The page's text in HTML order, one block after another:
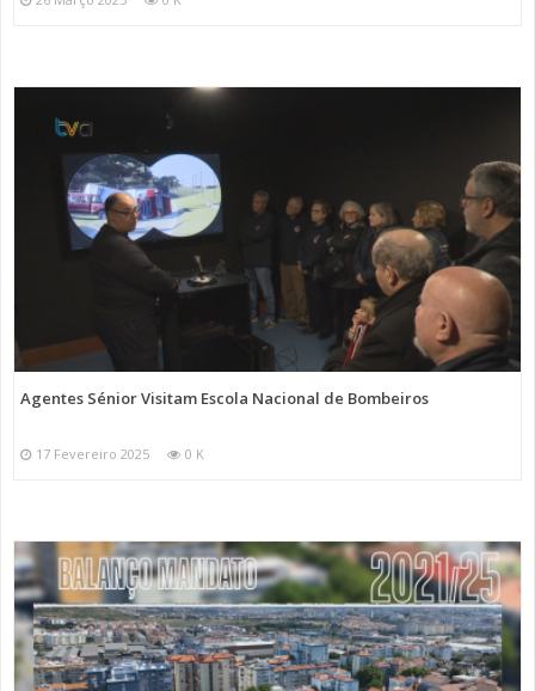
Agentes Sénior Visitam Escola Nacional de Bombeiros
17 Fevereiro 2025 0 K